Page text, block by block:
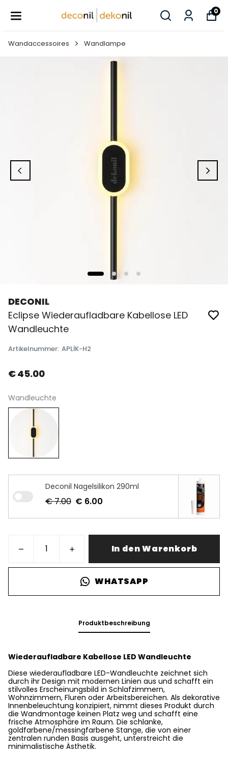
0
Wandaccessoires Wandlampe
DECONIL
Eclipse Wiederaufladbare Kabellose LED
Wandleuchte
Artikelnummer: APLİK-H2
€ 45.00
Wandleuchte
Deconil Nagelsilikon 290ml
€ 7.00 € 6.00
In den Warenkorb
WHATSAPP
Produktbeschreibung
Wiederaufladbare Kabellose LED Wandleuchte
Diese wiederaufladbare LED-Wandleuchte zeichnet sich
durch ihr Design mit modernen Linien aus und schafft ein
stilvolles Erscheinungsbild in Schlafzimmern,
Wohnzimmern, Fluren oder Arbeitsbereichen. Als dekorative
Innenbeleuchtung konzipiert, nimmt dieses Produkt durch
die Wandmontage keinen Platz weg und schafft eine
frische Atmosphäre im Raum. Die schlanke,
goldfarbene/messingfarbene Stange, die von einer
zentralen runden Basis ausgeht, unterstreicht die
minimalistische Ästhetik.